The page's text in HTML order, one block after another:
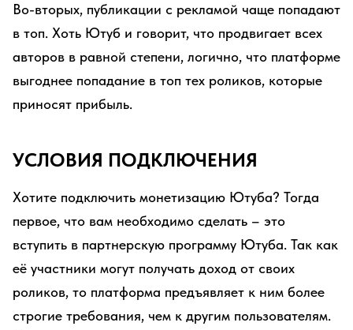
Во-вторых, публикации с рекламой чаще попадают
в топ. Хоть Ютуб и говорит, что продвигает всех
авторов в равной степени, логично, что платформе
выгоднее попадание в топ тех роликов, которые
приносят прибыль.
УСЛОВИЯ ПОДКЛЮЧЕНИЯ
Хотите подключить монетизацию Ютуба? Тогда
первое, что вам необходимо сделать – это
вступить в партнерскую программу Ютуба. Так как
её участники могут получать доход от своих
роликов, то платформа предъявляет к ним более
строгие требования, чем к другим пользователям.